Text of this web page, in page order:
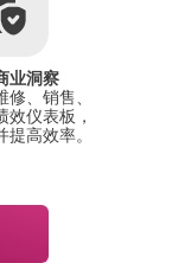
业洞察
、销售、
效仪表板，
高效率。